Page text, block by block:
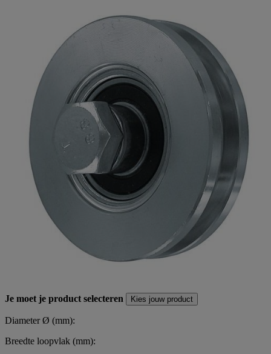
Je moet je product selecteren Kies jouw product
Diameter Ø (mm):
Breedte loopvlak (mm):